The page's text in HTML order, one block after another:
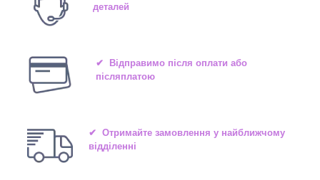
деталей
✔ Відправимо після оплати або
післяплатою
✔ Отримайте замовлення у найближчому
відділенні